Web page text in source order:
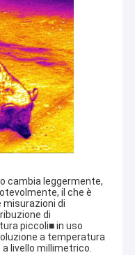
cambia leggermente,
il che è
di
di
piccoli■ in uso
a temperatura
a livello millimetrico.